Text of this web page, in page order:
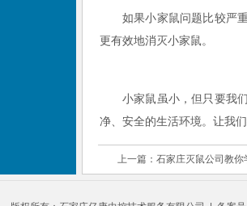
如果小家鼠问题比较严
更有效地消灭小家鼠。
小家鼠虽小，但只要我
净、安全的生活环境。让我
上一篇：石家庄灭鼠公司教